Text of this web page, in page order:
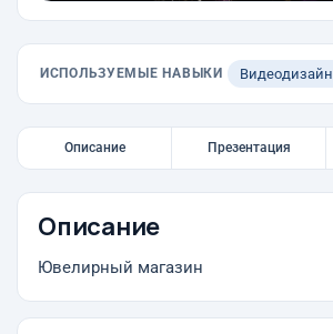
ИСПОЛЬЗУЕМЫЕ НАВЫКИ Видеодизайн
Описание Презентация
Описание
Ювелирный магазин